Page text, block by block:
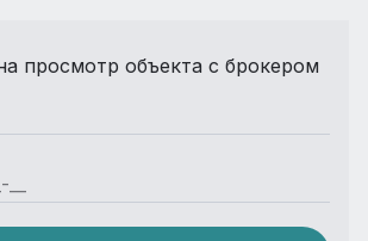
просмотр объекта с брокером